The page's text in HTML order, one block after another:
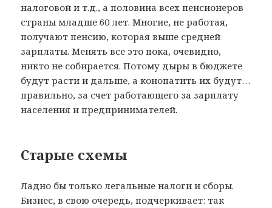
налоговой и т.д., а половина всех пенсионеров
страны младше 60 лет. Многие, не работая,
получают пенсию, которая выше средней
зарплаты. Менять все это пока, очевидно,
никто не собирается. Потому дыры в бюджете
будут расти и дальше, а конопатить их будут…
правильно, за счет работающего за зарплату
населения и предпринимателей.
Старые схемы
Ладно бы только легальные налоги и сборы.
Бизнес, в свою очередь, подчеркивает: так